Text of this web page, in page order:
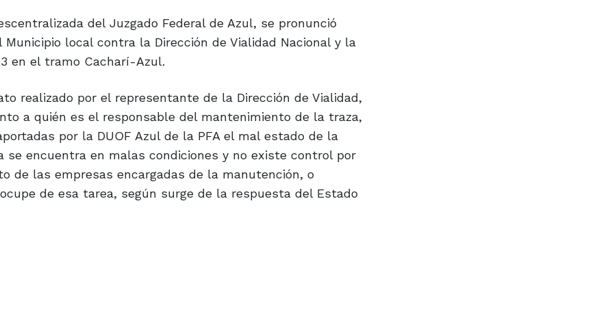
del Juzgado Federal de Azul, se pronunció
local contra la Dirección de Vialidad Nacional y la
en el tramo Cacharí-Azul.
realizado por el representante de la Dirección de Vialidad,
a quién es el responsable del mantenimiento de la traza,
por la DUOF Azul de la PFA el mal estado de la
encuentra en malas condiciones y no existe control por
de las empresas encargadas de la manutención, o
de esa tarea, según surge de la respuesta del Estado